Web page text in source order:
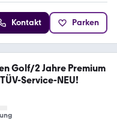
Kontakt Parken
Golf/2 Jahre Premium
Service-NEU!